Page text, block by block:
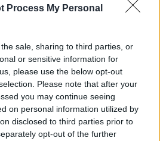
Process My Personal
sale, sharing to third parties, or
or sensitive information for
please use the below opt-out
Please note that after your
you may continue seeing
on personal information utilized by
disclosed to third parties prior to
opt-out of the further
első kézből.